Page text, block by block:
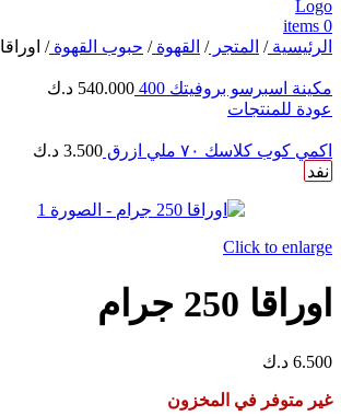
0
items
الرئيسية/ المتجر/ القهوة/ حبوب القهوة/ اوراقا 250 جرام
مكينة اسبرسو بروفيتك 400 540.000 د.ك
عودة للمنتجات
اكمي كوب كلاسك ٧٠ ملي ازرق 3.500 د.ك
نفد
Click to enlarge
اوراقا 250 جرام
6.500 د.ك
غير متوفر في المخزون